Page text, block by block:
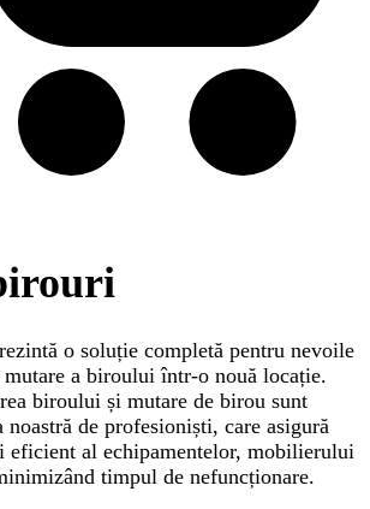
o soluție completă pentru nevoile
mutare a biroului într-o nouă locație.
biroului și mutare de birou sunt
noastră de profesioniști, care asigură
eficient al echipamentelor, mobilierului
timpul de nefuncționare.